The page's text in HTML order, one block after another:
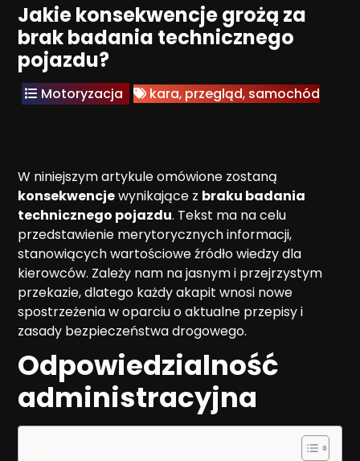
Jakie konsekwencje grożą za
brak badania technicznego
pojazdu?
Motoryzacja kara, przegląd, samochód
W niniejszym artykule omówione zostaną
konsekwencjewynikające z braku badania
technicznego pojazdu. Tekst ma na celu
przedstawienie merytorycznych informacji,
stanowiących wartościowe źródło wiedzy dla
kierowców. Zależy nam na jasnym i przejrzystym
przekazie, dlatego każdy akapit wnosi nowe
spostrzeżenia w oparciu o aktualne przepisy i
zasady bezpieczeństwa drogowego.
Odpowiedzialność
administracyjna